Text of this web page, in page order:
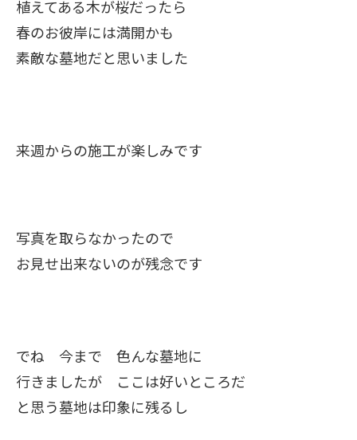
植えてある木が桜だったら
春のお彼岸には満開かも
素敵な墓地だと思いました
来週からの施工が楽しみです
写真を取らなかったので
お見せ出来ないのが残念です
でね 今まで 色んな墓地に
行きましたが ここは好いところだ
と思う墓地は印象に残るし